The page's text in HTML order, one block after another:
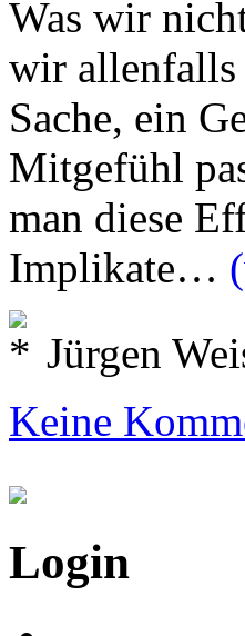
Was wir
wir
Sache, ein
Mitgefühl
man diese
Implikate…
Jürgen
Keine
Login